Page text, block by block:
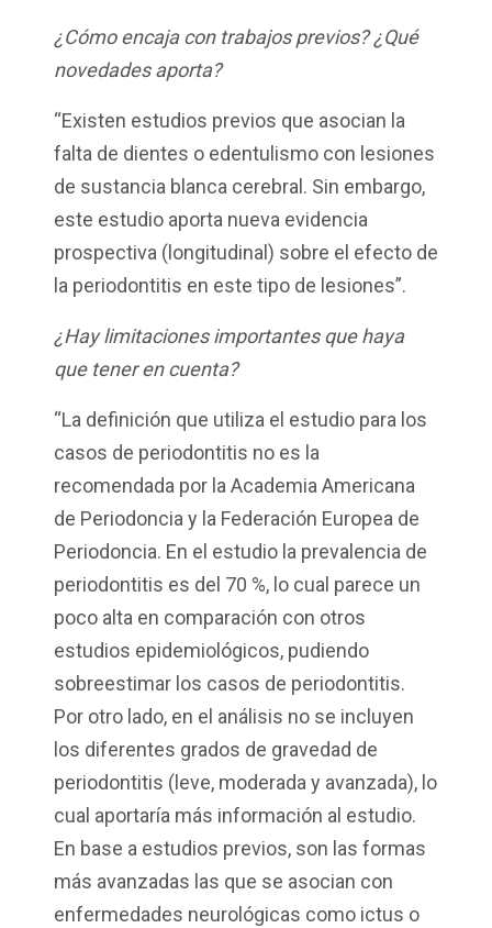
¿Cómo encaja con trabajos previos? ¿Qué
novedades aporta?
“Existen estudios previos que asocian la
falta de dientes o edentulismo con lesiones
de sustancia blanca cerebral. Sin embargo,
este estudio aporta nueva evidencia
prospectiva (longitudinal) sobre el efecto de
la periodontitis en este tipo de lesiones”.
¿Hay limitaciones importantes que haya
que tener en cuenta?
“La definición que utiliza el estudio para los
casos de periodontitis no es la
recomendada por la Academia Americana
de Periodoncia y la Federación Europea de
Periodoncia. En el estudio la prevalencia de
periodontitis es del 70 %, lo cual parece un
poco alta en comparación con otros
estudios epidemiológicos, pudiendo
sobreestimar los casos de periodontitis.
Por otro lado, en el análisis no se incluyen
los diferentes grados de gravedad de
periodontitis (leve, moderada y avanzada), lo
cual aportaría más información al estudio.
En base a estudios previos, son las formas
más avanzadas las que se asocian con
enfermedades neurológicas como ictus o